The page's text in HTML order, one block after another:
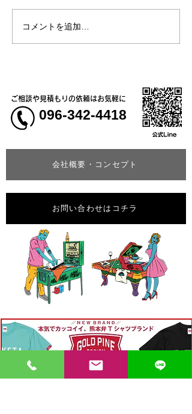
熊本地震明けの営業につ
いてのお知らせ
コメントを追加…
会社概要・コンセプト
ご相談や見積もりの依頼はお気軽に
096-342-4418
お問い合わせはコチラ